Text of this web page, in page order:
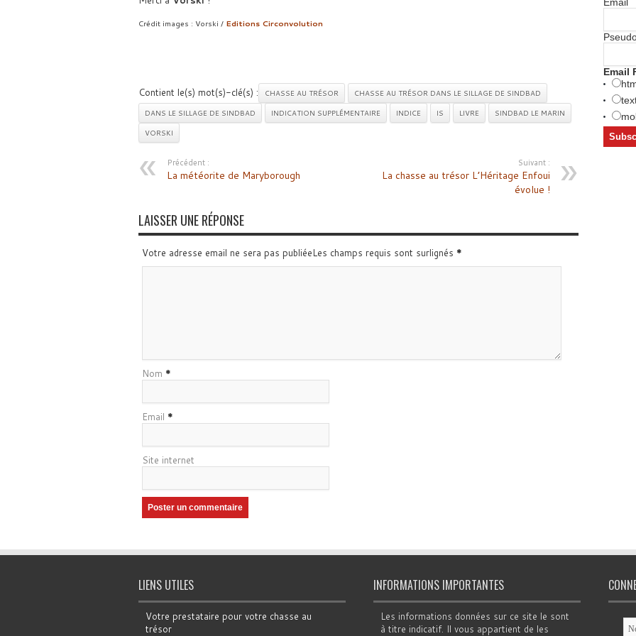
Crédit images : Vorski / Editions Circonvolution
Contient le(s) mot(s)-clé(s) : CHASSE AU TRÉSOR
CHASSE AU TRÉSOR DANS LE SILLAGE DE SINDBAD
DANS LE SILLAGE DE SINDBAD
INDICATION SUPPLÉMENTAIRE INDICE IS LIVRE
SINDBAD LE MARIN
VORSKI
Précédent :
La météorite de Maryborough
Suivant :
La chasse au trésor L’Héritage Enfoui
évolue !
LAISSER UNE RÉPONSE
Votre adresse email ne sera pas publiéeLes champs requis sont surlignés *
Nom *
Email *
Site internet
Email
LIENS UTILES
Votre prestataire pour votre chasse au
trésor
INFORMATIONS IMPORTANTES
Les informations données sur ce site le sont
à titre indicatif. Il vous appartient de les